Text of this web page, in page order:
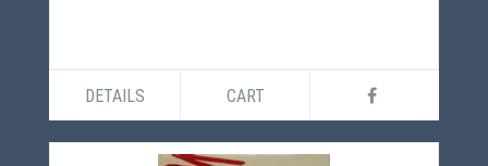
DETAILS CART